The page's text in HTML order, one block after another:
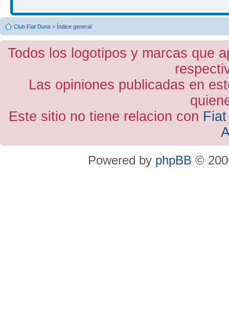
Club Fiat Duna » Índice general
Todos los logotipos y marcas que
Las opiniones publicadas en
Este sitio no tiene relacion con
Powered by phpBB ©